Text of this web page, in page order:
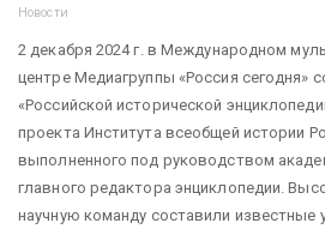
Новости
2 декабря 2024 г. в Международном
центре Медиагруппы «Россия сегодня»
«Российской исторической
проекта Института всеобщей истории
выполненного под руководством
главного редактора энциклопедии.
научную команду составили известные